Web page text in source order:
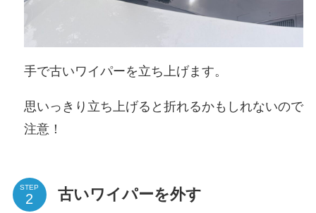
手で古いワイパーを立ち上げます。
思いっきり立ち上げると折れるかもしれないので
注意！
STEP 古いワイパーを外す